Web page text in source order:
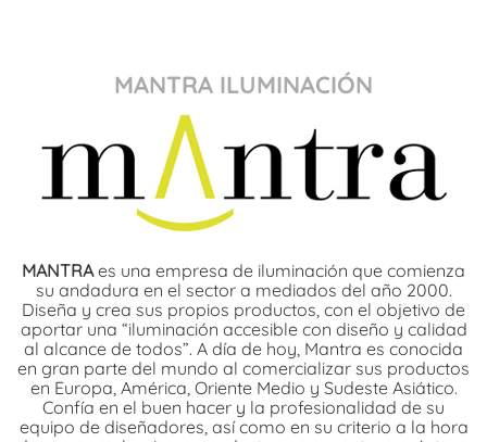
MANTRA ILUMINACIÓN
MANTRAes una empresa de iluminación que comienza
su andadura en el sector a mediados del año 2000.
Diseña y crea sus propios productos, con el objetivo de
aportar una “iluminación accesible con diseño y calidad
al alcance de todos”. A día de hoy, Mantra es conocida
en gran parte del mundo al comercializar sus productos
en Europa, América, Oriente Medio y Sudeste Asiático.
Confía en el buen hacer y la profesionalidad de su
equipo de diseñadores, así como en su criterio a la hora